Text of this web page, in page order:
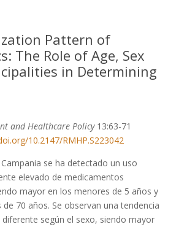
Pattern of
The Role of Age, Sex
in Determining
and Healthcare Policy13:63-71
10.2147/RMHP.S223042
se ha detectado un uso
elevado de medicamentos
mayor en los menores de 5 años y
70 años. Se observan una tendencia
diferente según el sexo, siendo mayor